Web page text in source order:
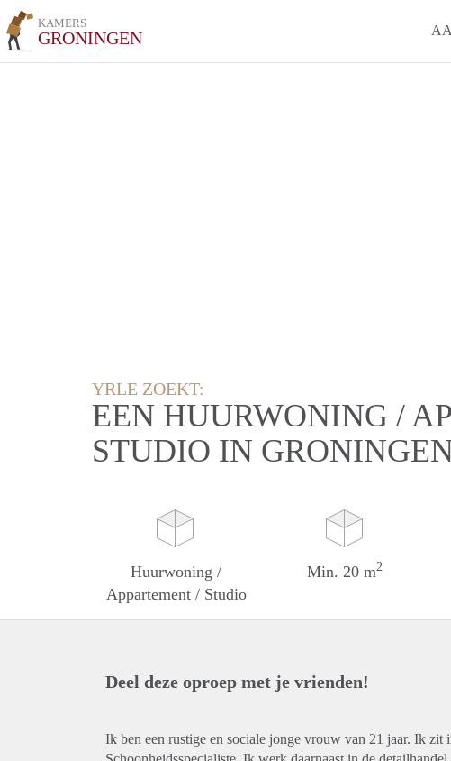
KAMERS
GRONINGEN
YRLE ZOEKT:
EEN HUURWONING /
STUDIO IN
Huurwoning /
Appartement / Studio
Min. 20 m2
Deel deze oproep met je vrienden!
Ik ben een rustige en sociale jonge vrouw van 21 jaar. Ik zit